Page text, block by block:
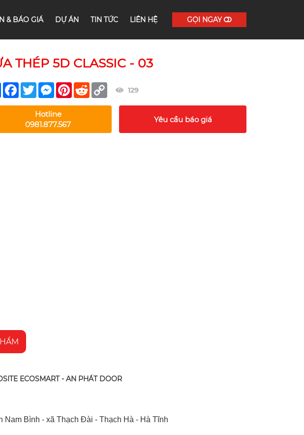
& BÁO GIÁ DỰ ÁN TIN TỨC LIÊN HỆ GỌI NGAY
THÉP 5D CLASSIC - 03
ShareFacebook
TwitterMessenger
Pinterest
Reddit Copy
Link
129
Hotline
0981.877.567
Yêu cầu báo giá
ECOSMART - AN PHÁT DOOR
Nam Bình - xã Thạch Đài - Thạch Hà - Hà Tĩnh